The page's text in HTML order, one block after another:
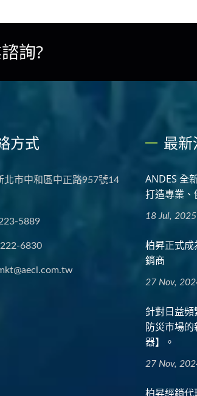
詢?
方式
北市中和區中正路957號14
5889
6830
最新
ANDES 全
打造專業
18 Jul, 2025
柏昇正式成
銷商
27 Nov,
針對日益
防災市場的
器】。
27 Nov,
柏昇經銷代